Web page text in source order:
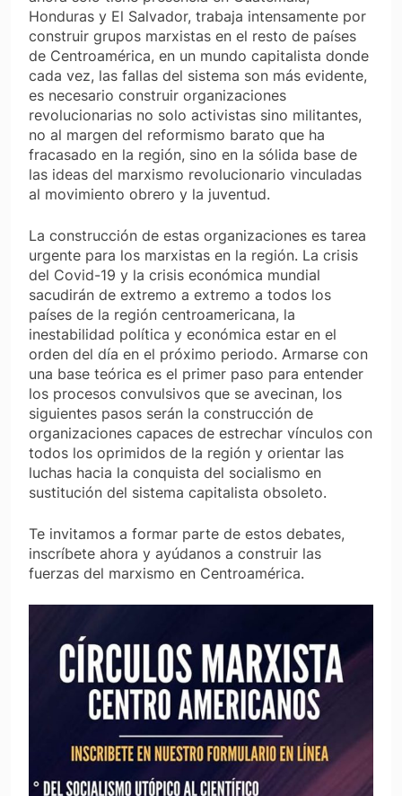
Honduras y El Salvador, trabaja intensamente por
construir grupos marxistas en el resto de países
de Centroamérica, en un mundo capitalista donde
cada vez, las fallas del sistema son más evidente,
es necesario construir organizaciones
revolucionarias no solo activistas sino militantes,
no al margen del reformismo barato que ha
fracasado en la región, sino en la sólida base de
las ideas del marxismo revolucionario vinculadas
al movimiento obrero y la juventud.
La construcción de estas organizaciones es tarea
urgente para los marxistas en la región. La crisis
del Covid-19 y la crisis económica mundial
sacudirán de extremo a extremo a todos los
países de la región centroamericana, la
inestabilidad política y económica estar en el
orden del día en el próximo periodo. Armarse con
una base teórica es el primer paso para entender
los procesos convulsivos que se avecinan, los
siguientes pasos serán la construcción de
organizaciones capaces de estrechar vínculos con
todos los oprimidos de la región y orientar las
luchas hacia la conquista del socialismo en
sustitución del sistema capitalista obsoleto.
Te invitamos a formar parte de estos debates,
inscríbete ahora y ayúdanos a construir las
fuerzas del marxismo en Centroamérica.